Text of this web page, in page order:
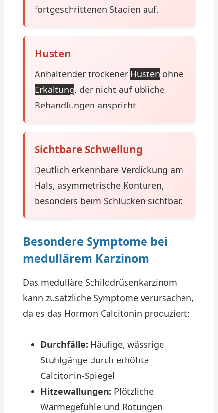
fortgeschrittenen Stadien auf.
Husten
Anhaltender trockener Husten ohne
Erkältung, der nicht auf übliche
Behandlungen anspricht.
Sichtbare Schwellung
Deutlich erkennbare Verdickung am
Hals, asymmetrische Konturen,
besonders beim Schlucken sichtbar.
Besondere Symptome bei
medullärem Karzinom
Das medulläre Schilddrüsenkarzinom
kann zusätzliche Symptome verursachen,
da es das Hormon Calcitonin produziert:
Durchfälle: Häufige, wässrige
Stuhlgänge durch erhöhte
Calcitonin-Spiegel
Hitzewallungen: Plötzliche
Wärmegefühle und Rötungen